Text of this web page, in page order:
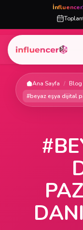
Ana Sayfa / Blog
#beyaz eşya dijital